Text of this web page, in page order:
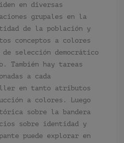
en diversas
grupales en la
de la población y
conceptos a colores
de selección democrático
También hay tareas
a cada
en tanto atributos
a colores. Luego
sobre la bandera
sobre identidad y
puede explorar en